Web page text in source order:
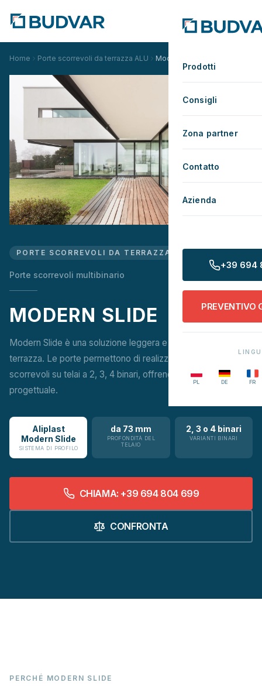
Prodotti
Consigli
Zona partner
Contatto
Azienda
+39 694
PREVENTIVO
PL DE FR
Home Porte scorrevoli da terrazza ALU Modern Slide
PORTE SCORREVOLI DA TERRAZZA ALU
Porte scorrevoli multibinario
MODERN SLIDE
Modern Slide è una soluzione leggera e funzionale per la
terrazza. Le porte permettono di realizzare costruzioni
scorrevoli su telai a 2, 3, 4 binari, offrendo grande flessibilità
progettuale.
Aliplast
Modern Slide
SISTEMA DI PROFILO
da 73 mm
PROFONDITÀ DEL
TELAIO
2, 3 o 4 binari
VARIANTI BINARI
CHIAMA: +39 694 804 699
CONFRONTA
PERCHÉ MODERN SLIDE